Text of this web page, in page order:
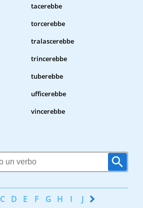
tacerebbe
torcerebbe
tralascerebbe
trincerebbe
tuberebbe
ufficerebbe
vincerebbe
C D E F G H I J K